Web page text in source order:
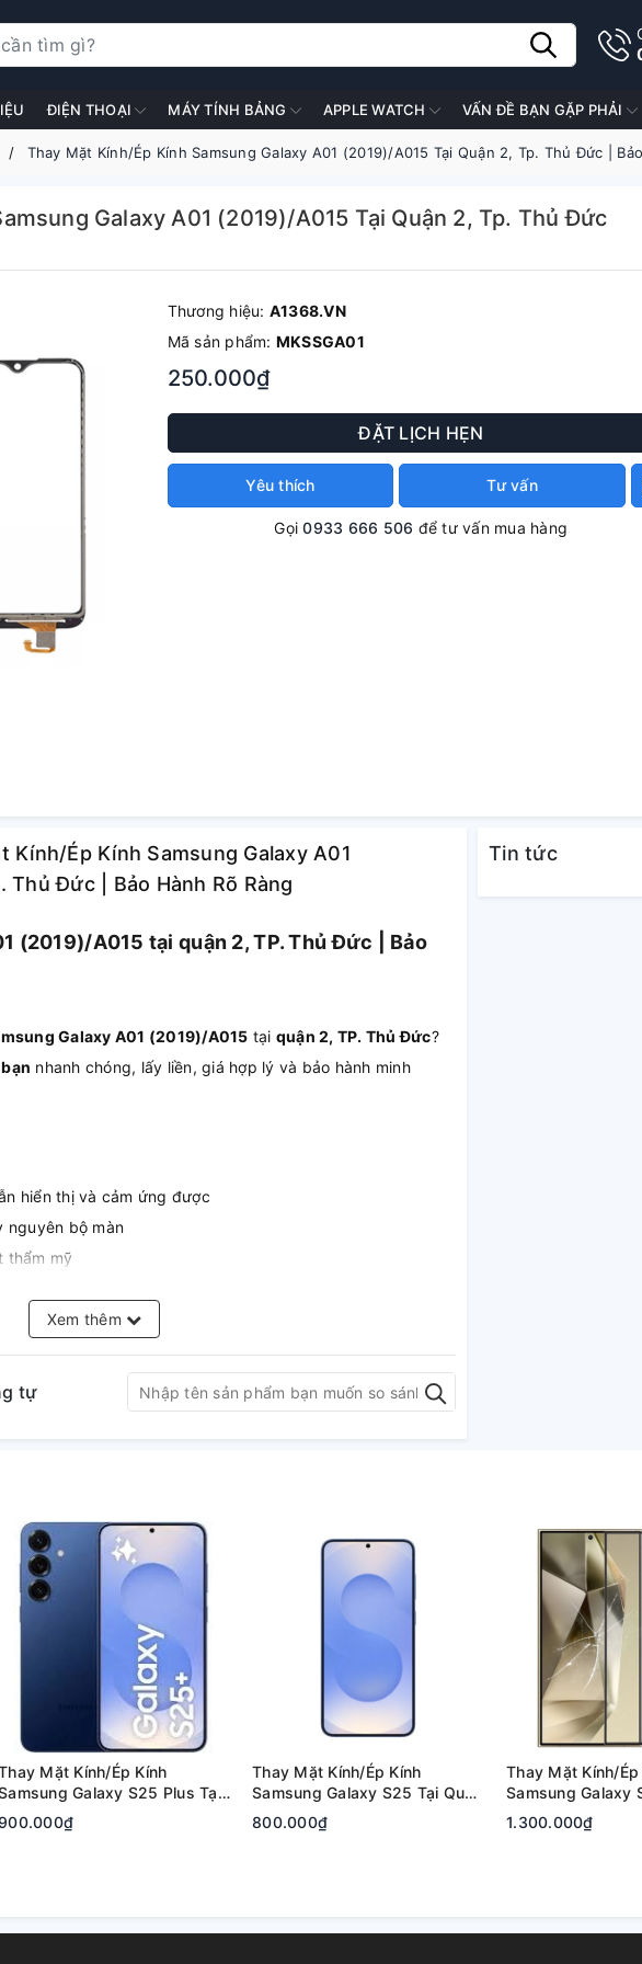
ĐIỆN THOẠI MÁY TÍNH BẢNG APPLE WATCH VẤN ĐỀ BẠN GẶP PHẢI
Thay Mặt Kính/Ép Kính Samsung Galaxy A01 (2019)/A015 Tại Quận 2, Tp. Thủ Đức |
Galaxy A01 (2019)/A015 Tại Quận 2, Tp. Thủ Đức
Thương hiệu: A1368.VN
Mã sản phẩm: MKSSGA01
250.000₫
ĐẶT LỊCH HẸN
Yêu thích Tư vấn
Gọi0933 666 506 để tư vấn mua hàng
Kính/Ép Kính Samsung Galaxy A01
Thủ Đức | Bảo Hành Rõ Ràng
(2019)/A015 tại quận 2, TP. Thủ Đức | Bảo
Galaxy A01 (2019)/A015 tại quận 2, TP. Thủ Đức?
nhanh chóng, lấy liền, giá hợp lý và bảo hành minh
hiển thị và cảm ứng được
nguyên bộ màn
thẩm mỹ
Xem thêm
tự
Tin tức
Mặt Kính/Ép Kính
Galaxy S25 Plus Tại
Quận 2, Tp. Thủ Đức | Bảo
Hành Rõ Ràng
Thay Mặt Kính/Ép Kính
Samsung Galaxy S25 Tại Quận
2, Tp. Thủ Đức | Bảo Hành Rõ
Ràng
800.000₫
Thay Mặt Kính/Ép
Samsung Galaxy
Quận 2, Tp. Thủ
Hành Rõ Ràng
1.300.000₫